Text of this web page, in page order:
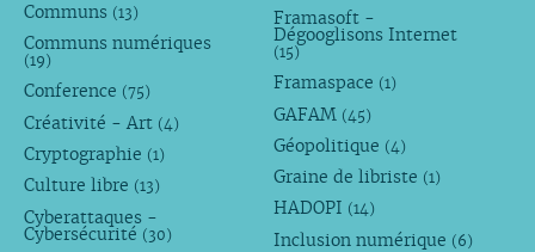
Communs (13)
Communs numériques
(19)
Conference (75)
Créativité - Art (4)
Cryptographie (1)
Culture libre (13)
Cyberattaques -
Cybersécurité (30)
Framasoft -
Dégooglisons Internet
(15)
Framaspace (1)
GAFAM (45)
Géopolitique (4)
Graine de libriste (1)
HADOPI (14)
Inclusion numérique (6)